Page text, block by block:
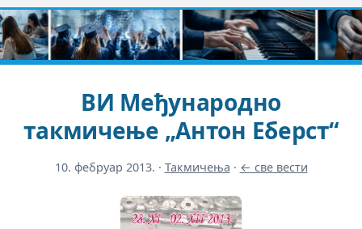
ВИ Међународно
такмичење „Антон Еберст“
10. фебруар 2013. · Такмичења · ← све вести